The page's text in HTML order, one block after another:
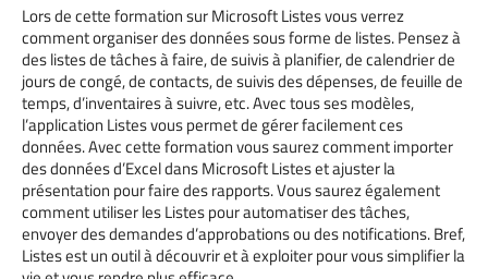
Lors de cette formation sur Microsoft Listes vous verrez
comment organiser des données sous forme de listes. Pensez à
des listes de tâches à faire, de suivis à planifier, de calendrier de
jours de congé, de contacts, de suivis des dépenses, de feuille de
temps, d’inventaires à suivre, etc. Avec tous ses modèles,
l’application Listes vous permet de gérer facilement ces
données. Avec cette formation vous saurez comment importer
des données d’Excel dans Microsoft Listes et ajuster la
présentation pour faire des rapports. Vous saurez également
comment utiliser les Listes pour automatiser des tâches,
envoyer des demandes d’approbations ou des notifications. Bref,
Listes est un outil à découvrir et à exploiter pour vous simplifier la